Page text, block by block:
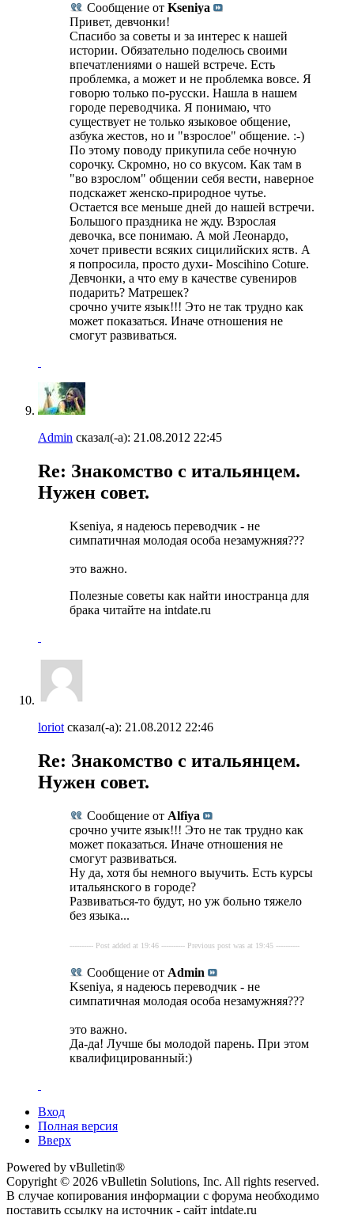
Сообщение от Kseniya
Привет, девчонки!
Спасибо за советы и за интерес к нашей
истории. Обязательно поделюсь своими
впечатлениями о нашей встрече. Есть
проблемка, а может и не проблемка вовсе. Я
говорю только по-русски. Нашла в нашем
городе переводчика. Я понимаю, что
существует не только языковое общение,
азбука жестов, но и "взрослое" общение. :-)
По этому поводу прикупила себе ночную
сорочку. Скромно, но со вкусом. Как там в
"во взрослом" общении себя вести, наверное
подскажет женско-природное чутье.
Остается все меньше дней до нашей встречи.
Большого праздника не жду. Взрослая
девочка, все понимаю. А мой Леонардо,
хочет привести всяких сицилийских яств. А
я попросила, просто духи- Moscihino Coture.
Девчонки, а что ему в качестве сувениров
подарить? Матрешек?
срочно учите язык!!! Это не так трудно как
может показаться. Иначе отношения не
смогут развиваться.
Admin сказал(-а): 21.08.2012 22:45
Re: Знакомство с итальянцем.
Нужен совет.
Kseniya, я надеюсь переводчик - не
симпатичная молодая особа незамужняя???
это важно.
Полезные советы как найти иностранца для
брака читайте на intdate.ru
loriot сказал(-а): 21.08.2012 22:46
Re: Знакомство с итальянцем.
Нужен совет.
Сообщение от Alfiya
срочно учите язык!!! Это не так трудно как
может показаться. Иначе отношения не
смогут развиваться.
Ну да, хотя бы немного выучить. Есть курсы
итальянского в городе?
Развиваться-то будут, но уж больно тяжело
без языка...
---------- Post added at 19:46 ---------- Previous post was at 19:45 ----------
Сообщение от Admin
Kseniya, я надеюсь переводчик - не
симпатичная молодая особа незамужняя???
это важно.
Да-да! Лучше бы молодой парень. При этом
квалифицированный:)
Вход
Полная версия
Вверх
Powered by vBulletin®
Copyright © 2026 vBulletin Solutions, Inc. All rights reserved.
В случае копирования информации с форума необходимо
поставить ссылку на источник - сайт intdate.ru